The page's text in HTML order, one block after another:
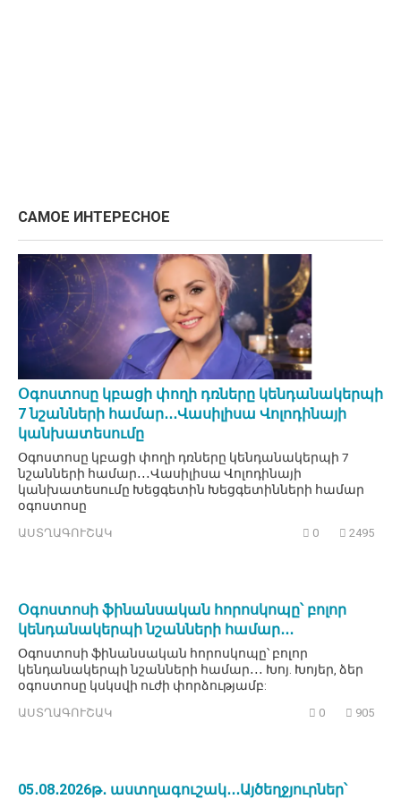
САМОЕ ИНТЕРЕСНОЕ
Օգոստոսը կբացի փողի դռները կենդանակերպի
7 նշանների համար․․․Վասիլիսա Վոլոդինայի
կանխատեսումը
Օգոստոսը կբացի փողի դռները կենդանակերպի 7
նշանների համար․․․Վասիլիսա Վոլոդինայի
կանխատեսումը Խեցգետին Խեցգետինների համար
օգոստոսը
ԱՍՏՂԱԳՈՒՇԱԿ 0 2495
Օգոստոսի ֆինանսական հորոսկոպը՝ բոլոր
կենդանակերպի նշանների համար․․․
Օգոստոսի ֆինանսական հորոսկոպը՝ բոլոր
կենդանակերպի նշանների համար․․․ Խոյ. Խոյեր, ձեր
օգոստոսը կսկսվի ուժի փորձությամբ:
ԱՍՏՂԱԳՈՒՇԱԿ 0 905
05․08․2026թ․ աստղագուշակ․․․Այծեղջյուրներ՝